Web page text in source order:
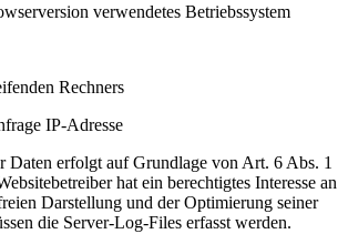
verwendetes Betriebssystem
Rechners
IP-Adresse
Daten erfolgt auf Grundlage von Art. 6 Abs. 1
hat ein berechtigtes Interesse an
Darstellung und der Optimierung seiner
die Server-Log-Files erfasst werden.